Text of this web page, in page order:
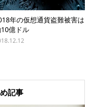
年の仮想通貨盗難被害は
億ドル
記事